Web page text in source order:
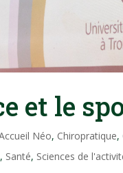
et le
Néo, Chiropratique,
, Santé, Sciences de